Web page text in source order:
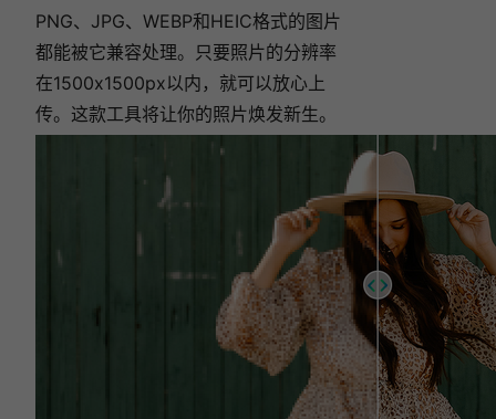
PNG、JPG、WEBP和HEIC格式的图片
都能被它兼容处理。只要照片的分辨率
在1500x1500px以内，就可以放心上
传。这款工具将让你的照片焕发新生。